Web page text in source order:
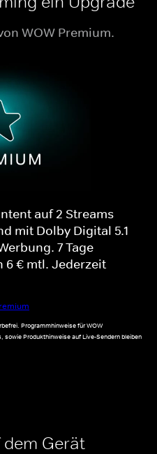
WOW Premium.
auf 2 Streams
mit Dolby Digital 5.1
7 Tage
6 € mtl. Jederzeit
Programmhinweise für WOW
sowie Produkthinweise auf Live-Sendern bleiben
Gerät